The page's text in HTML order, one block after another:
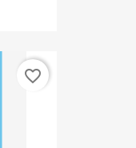
favorite_border